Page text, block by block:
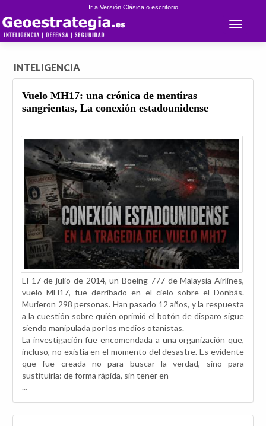
Ir a Versión Clásica o escritorio
Toggle
INTELIGENCIA
Vuelo MH17: una crónica de mentiras
sangrientas, La conexión estadounidense
El 17 de julio de 2014, un Boeing 777 de Malaysia Airlines,
vuelo MH17, fue derribado en el cielo sobre el Donbás.
Murieron 298 personas. Han pasado 12 años, y la respuesta
a la cuestión sobre quién oprimió el botón de disparo sigue
siendo manipulada por los medios otanistas.
La investigación fue encomendada a una organización que,
incluso, no existía en el momento del desastre. Es evidente
que fue creada no para buscar la verdad, sino para
sustituirla: de forma rápida, sin tener en
...